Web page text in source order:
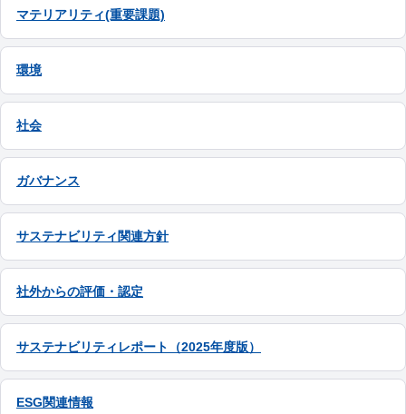
マテリアリティ(重要課題)
環境
社会
ガバナンス
サステナビリティ関連方針
社外からの評価・認定
サステナビリティレポート（2025年度版）
ESG関連情報